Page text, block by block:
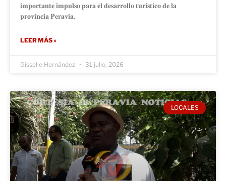
𝐢𝐦𝐩𝐨𝐫𝐭𝐚𝐧𝐭𝐞 𝐢𝐦𝐩𝐮𝐥𝐬𝐨 𝐩𝐚𝐫𝐚 𝐞𝐥 𝐝𝐞𝐬𝐚𝐫𝐫𝐨𝐥𝐥𝐨 𝐭𝐮𝐫𝐢́𝐬𝐭𝐢𝐜𝐨 𝐝𝐞 𝐥𝐚
𝐩𝐫𝐨𝐯𝐢𝐧𝐜𝐢𝐚 𝐏𝐞𝐫𝐚𝐯𝐢𝐚.
LEER MÁS »
Gisselle Hernández 31 julio, 2026
LOCALES